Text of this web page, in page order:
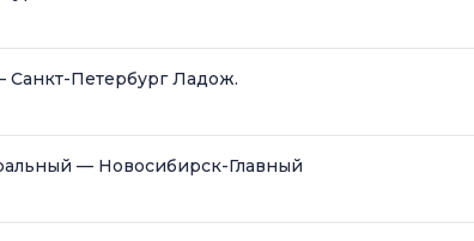
Санкт-Петербург Ладож.
— Новосибирск-Главный